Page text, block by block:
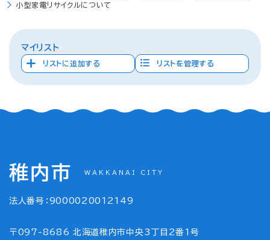
小型家電リサイクルについて
マイリスト
リストに追加する リストを管理する
稚内市 WAKKANAI CITY
法人番号：9000020012149
〒097-8686 北海道稚内市中央3丁目2番1号